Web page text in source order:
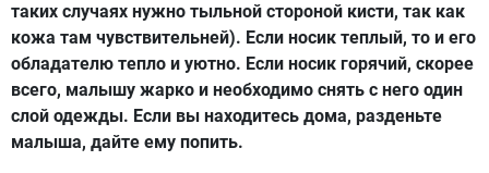
таких случаях нужно тыльной стороной кисти, так как
кожа там чувствительней). Если носик теплый, то и его
обладателю тепло и уютно. Если носик горячий, скорее
всего, малышу жарко и необходимо снять с него один
слой одежды. Если вы находитесь дома, разденьте
малыша, дайте ему попить.